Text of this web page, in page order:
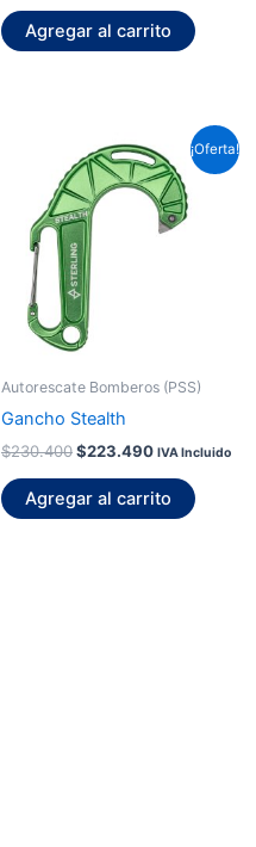
Agregar al carrito
¡Oferta!
Autorescate Bomberos (PSS)
Gancho Stealth
$230.400
precio
original
era:
$230.400.
$223.490
precio
actual
es:
$223.490.
IVA Incluido
Agregar al carrito